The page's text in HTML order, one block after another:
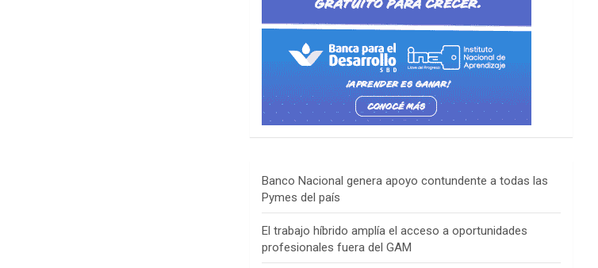
Banco Nacional genera apoyo contundente a todas las
Pymes del país
El trabajo híbrido amplía el acceso a oportunidades
profesionales fuera del GAM